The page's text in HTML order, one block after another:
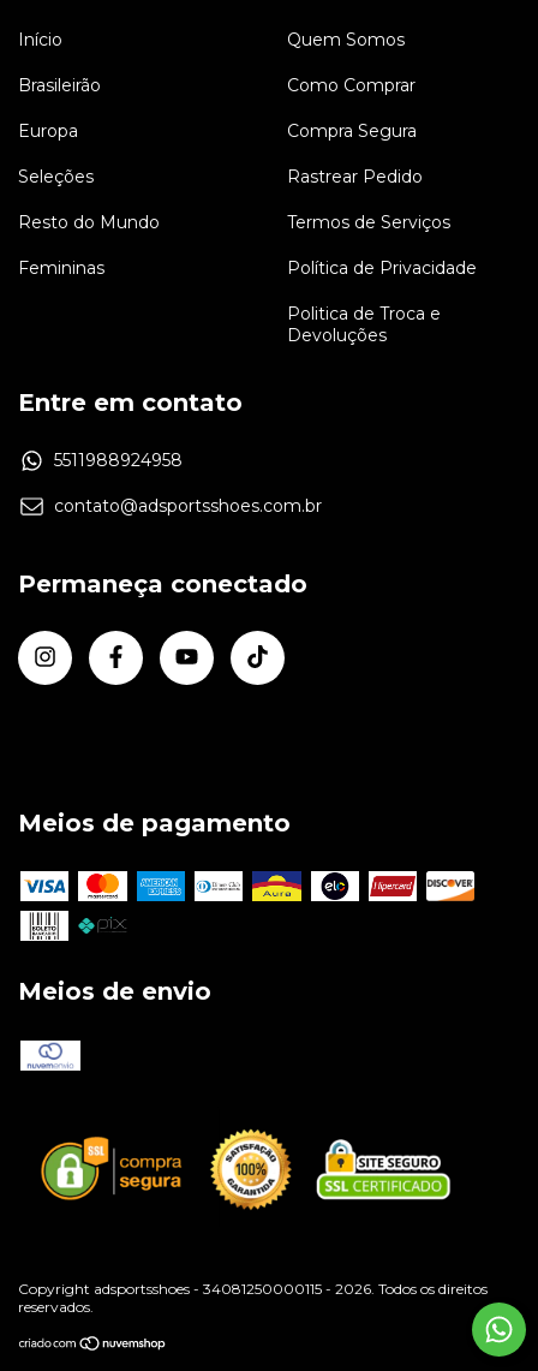
Início
Brasileirão
Europa
Seleções
Resto do Mundo
Femininas
Quem Somos
Como Comprar
Compra Segura
Rastrear Pedido
Termos de Serviços
Política de Privacidade
Politica de Troca e
Devoluções
Entre em contato
5511988924958
contato@adsportsshoes.com.br
Permaneça conectado
Meios de pagamento
Meios de envio
Copyright adsportsshoes - 34081250000115 - 2026. Todos os direitos
reservados.